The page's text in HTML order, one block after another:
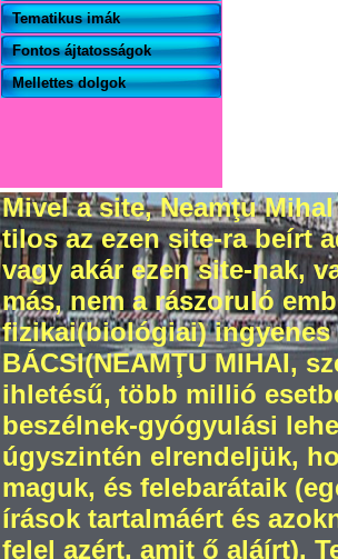
Tematikus imák
Fontos ájtatosságok
Mellettes dolgok
Mivel a site, Neamţu
tilos az ezen site-ra beírt
vagy akár ezen site-nak,
más, nem a rászoruló
fizikai(biológiai) ingyenes
BÁCSI(NEAMŢU MIHAI,
ihletésű, több millió
beszélnek-gyógyulási
úgyszintén elrendeljük,
maguk, és felebarátaik
írások tartalmáért és
felel azért, amit ő aláírt).